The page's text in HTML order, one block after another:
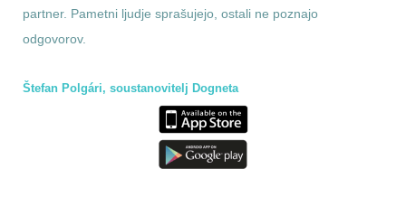
partner. Pametni ljudje sprašujejo, ostali ne poznajo
odgovorov.
Štefan Polgári, soustanovitelj Dogneta